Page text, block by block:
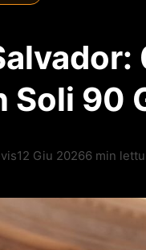
Soli 90
12 Giu 20266 min